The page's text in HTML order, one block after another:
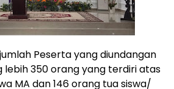
Peserta yang diundangan
lebih 350 orang yang terdiri atas
MA dan 146 orang tua siswa/